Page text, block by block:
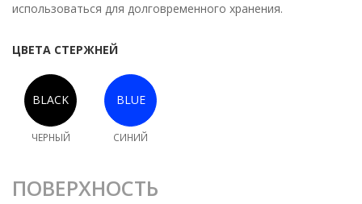
использоваться для долговременного хранения.
ЦВЕТА СТЕРЖНЕЙ
ЧЕРНЫЙ СИНИЙ
ПОВЕРХНОСТЬ